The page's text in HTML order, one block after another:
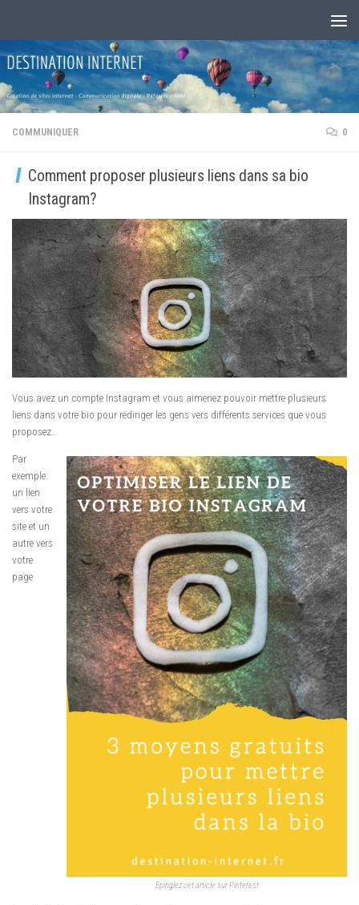
COMMUNIQUER 0
Comment proposer plusieurs liens dans sa bio
Instagram?
Vous avez un compte Instagram et vous aimeriez pouvoir mettre plusieurs
liens dans votre bio pour rediriger les gens vers différents services que vous
proposez…
Epinglez cet article sur Pinterest
Par
exemple:
un lien
vers votre
site et un
autre vers
votre
page